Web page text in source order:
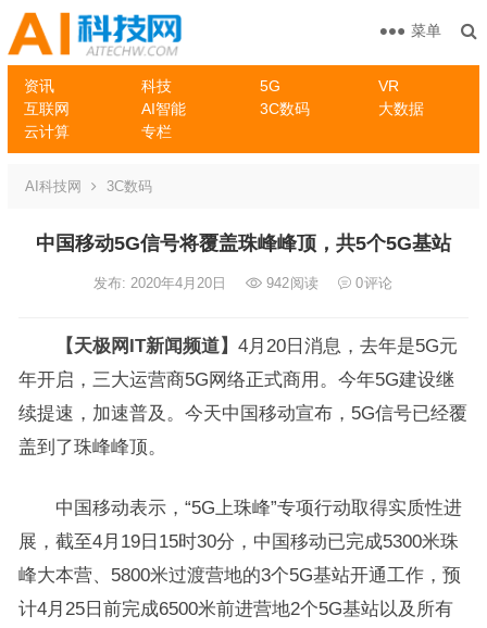
资讯 科技 5G
VR
互联网
AI智能 3C数码
大数据
云计算
专栏
菜单
AI科技网 3C数码
中国移动5G信号将覆盖珠峰峰顶，共5个5G基站
发布: 2020年4月20日 942阅读 0评论
【天极网IT新闻频道】 4月20日消息，去年是5G元
年开启，三大运营商5G网络正式商用。今年5G建设继
续提速，加速普及。今天中国移动宣布，5G信号已经覆
盖到了珠峰峰顶。
中国移动表示，“5G上珠峰”专项行动取得实质性进
展，截至4月19日15时30分，中国移动已完成5300米珠
峰大本营、5800米过渡营地的3个5G基站开通工作，预
计4月25日前完成6500米前进营地2个5G基站以及所有